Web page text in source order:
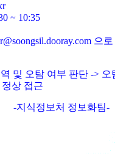
~ 10:35
으
및 오탐 여부 판단 ->
상 접근
-지식정보처 정보화팀-